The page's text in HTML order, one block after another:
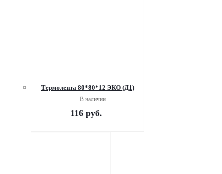
Термолента 80*80*12 ЭКО (Д1)
В наличии
116руб.